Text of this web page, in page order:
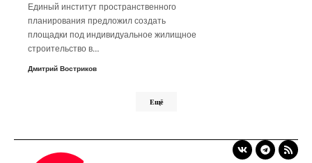
Единый институт пространственного
планирования предложил создать
площадки под индивидуальное жилищное
строительство в…
Дмитрий Востриков
Ещё